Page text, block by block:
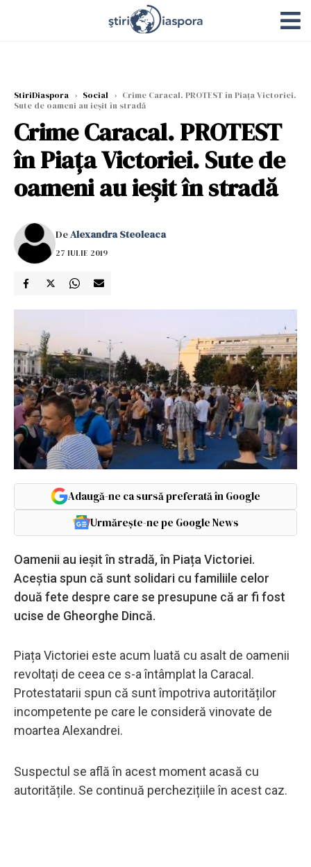
StiriDiaspora › Social › Crime Caracal. PROTEST în Piața Victoriei.
Sute de oameni au ieșit în stradă
Crime Caracal. PROTEST
în Piața Victoriei. Sute de
oameni au ieșit în stradă
DeAlexandra Steoleaca
27 IULIE 2019
Adaugă-ne ca sursă preferată în Google
Urmărește-ne pe Google News
Oamenii au ieșit în stradă, în Piața Victoriei.
Aceștia spun că sunt solidari cu familiile celor
două fete despre care se presupune că ar fi fost
ucise de Gheorghe Dincă.
Piața Victoriei este acum luată cu asalt de oamenii
revoltați de ceea ce s-a întâmplat la Caracal.
Protestatarii spun că sunt împotriva autorităților
incompetente pe care le consideră vinovate de
moartea Alexandrei.
Suspectul se află în acest moment acasă cu
autoritățile. Se continuă perchezițiile în acest caz.